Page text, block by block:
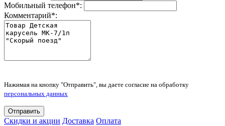
Мобильный телефон*:
Комментарий*:
Нажимая на кнопку "Отправить", вы даете согласие на обработку
персональных данных
Отправить
Скидки и акции Доставка Оплата